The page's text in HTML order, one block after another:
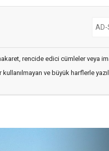
rencide edici cümleler veya
kullanılmayan ve büyük harflerle